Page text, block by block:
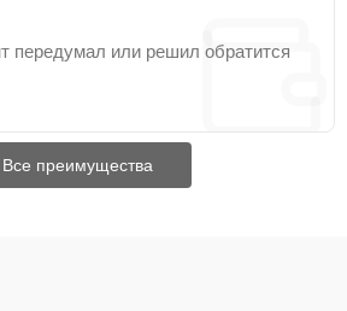
передумал или решил обратится
Все преимущества